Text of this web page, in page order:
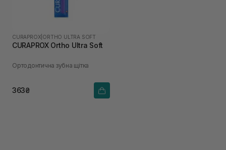
CURAPROX ORTHO ULTRA SOFT
CURAPROX Ortho Ultra Soft
Ортодонтична зубна щітка
363₴